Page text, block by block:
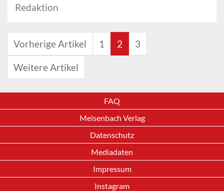
Redaktion
Vorherige Artikel 1 2 3
Weitere Artikel
FAQ
Meisenbach Verlag
Datenschutz
Mediadaten
Impressum
Instagram